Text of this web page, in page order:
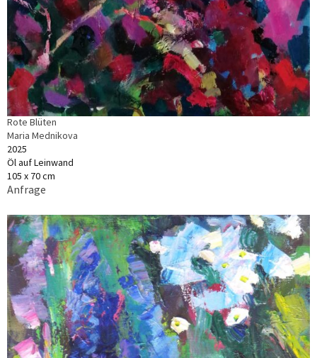
Rote Blüten
Maria Mednikova
2025
Öl auf Leinwand
105 x 70 cm
Anfrage